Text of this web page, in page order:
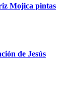
Mojica pintas
de Jesús